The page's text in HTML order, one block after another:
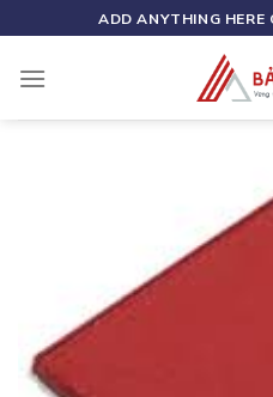
to
content
ADD ANYTHING HERE